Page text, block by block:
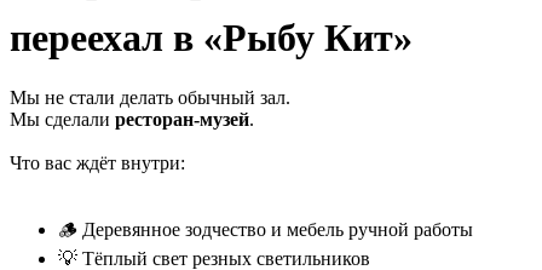
переехал в «Рыбу Кит»
Мы не стали делать обычный зал.
Мы сделали ресторан-музей.
Что вас ждёт внутри:
🪵 Деревянное зодчество и мебель ручной работы
💡 Тёплый свет резных светильников